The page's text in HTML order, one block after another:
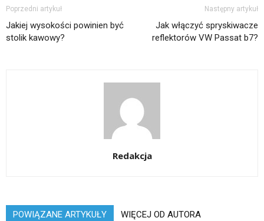
Poprzedni artykuł
Jakiej wysokości powinien być
stolik kawowy?
Następny artykuł
Jak włączyć spryskiwacze
reflektorów VW Passat b7?
Redakcja
POWIĄZANE ARTYKUŁY WIĘCEJ OD AUTORA